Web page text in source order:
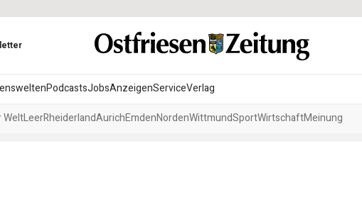
PodcastsJobsAnzeigenServiceVerlag
WeltLeerRheiderlandAurichEmdenNordenWittmundSportWirtschaftMeinung